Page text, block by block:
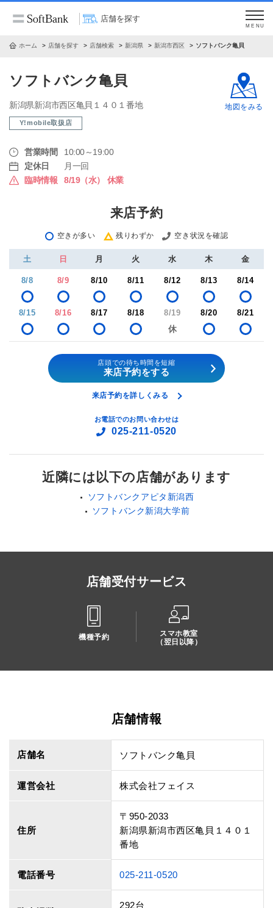
店舗を探す
MENU
ホーム 店舗を探す 店舗検索 新潟県 新潟市西区 ソフトバンク亀貝
ソフトバンク亀貝
新潟県新潟市西区亀貝１４０１番地
Y!mobile取扱店
営業時間
10:00～19:00
定休日
月一回
臨時情報
8/19（水） 休業
地図をみる
来店予約
空きが多い 残りわずか 空き状況を確認
土 日 月 火 水 木 金
8/8 8/9 8/10 8/11 8/12 8/13 8/14
8/15 8/16 8/17 8/18 8/19 8/20 8/21
店頭での待ち時間を短縮
来店予約をする
来店予約を詳しくみる
お電話でのお問い合わせは
025-211-0520
近隣には以下の店舗があります
ソフトバンクアピタ新潟西
ソフトバンク新潟大学前
店舗受付サービス
機種予約
スマホ教室
（翌日以降）
店舗情報
店舗名 ソフトバンク亀貝
運営会社 株式会社フェイス
住所
〒950-2033
新潟県新潟市西区亀貝１４０１
番地
電話番号 025-211-0520
292台